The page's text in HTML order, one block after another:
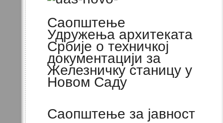
Саопштење
Удружења архитеката
Србије о техничкој
документацији за
Железничку станицу у
Новом Саду
Саопштење за јавност